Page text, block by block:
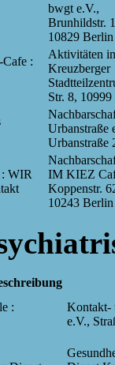
bwgt e.V.,
Brunhildstr.
10829 Berlin
:
Aktivitäten
Kreuzberger
Str. 8,
Urbanstraße
Urbanstraße
WIR
IM KIEZ
Koppenstr.
10243 Berlin
:
Kontakt-
e.V.,